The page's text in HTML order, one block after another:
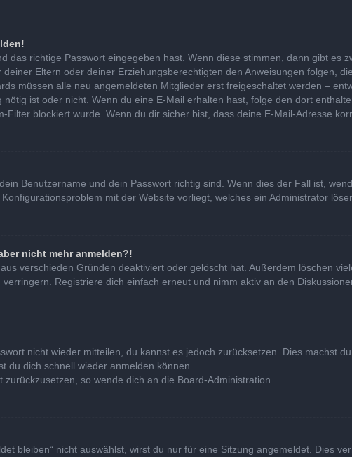
das richtige Passwort eingegeben hast. Wenn diese stimmen, dann gibt es
Eltern oder deiner Erziehungsberechtigten den Anweisungen folgen,
müssen alle neu angemeldeten Mitglieder erst freigeschaltet werden –
ist oder nicht. Wenn du eine E-Mail erhalten hast, folge den dort
blockiert wurde. Wenn du dir sicher bist, dass deine E-Mail-Adresse
Benutzername und dein Passwort richtig sind. Wenn dies der Fall ist,
mit der Website vorliegt, welches ein Administrator
nicht mehr anmelden?!
verschieden Gründen deaktiviert oder gelöscht hat. Außerdem löschen
Registriere dich einfach erneut und nimm aktiv an den
nicht wieder mitteilen, du kannst es jedoch zurücksetzen. Dies machst
du dich schnell wieder anmelden können.
so wende dich an die Board-Administration.
bleiben“ nicht auswählst, wirst du nur für eine Sitzung angemeldet. Dies